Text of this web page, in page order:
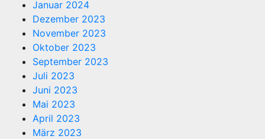
Januar 2024
Dezember 2023
November 2023
Oktober 2023
September 2023
Juli 2023
Juni 2023
Mai 2023
April 2023
März 2023